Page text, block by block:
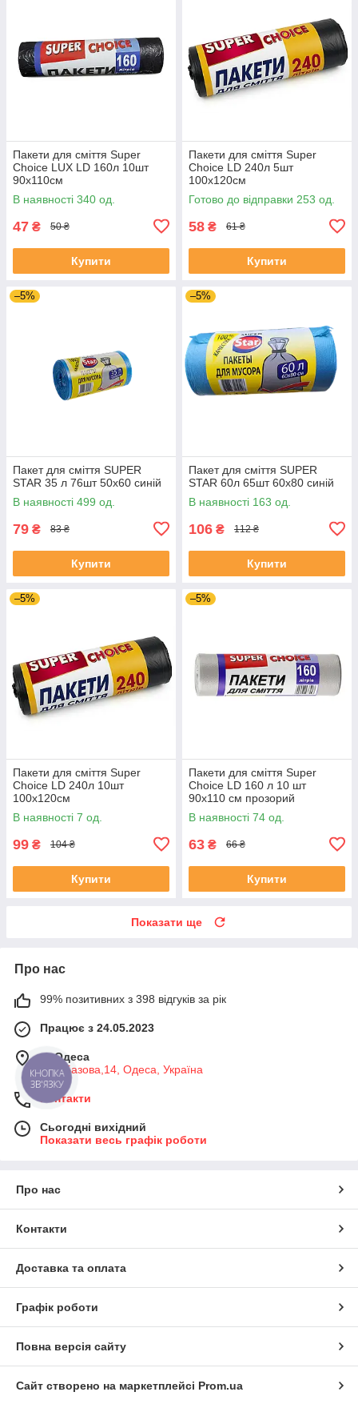
Пакети для сміття Super
Choice LUX LD 160л 10шт
90х110см
В наявності 340 од.
47 ₴ 50 ₴
Купити
Пакети для сміття Super
Choice LD 240л 5шт
100х120см
Готово до відправки 253 од.
58 ₴ 61 ₴
Купити
–5%
Пакет для сміття SUPER
STAR 35 л 76шт 50х60 синій
В наявності 499 од.
79 ₴ 83 ₴
Купити
–5%
Пакет для сміття SUPER
STAR 60л 65шт 60х80 синій
В наявності 163 од.
106 ₴ 112 ₴
Купити
–5%
Пакети для сміття Super
Choice LD 240л 10шт
100х120см
В наявності 7 од.
99 ₴ 104 ₴
Купити
–5%
Пакети для сміття Super
Choice LD 160 л 10 шт
90х110 см прозорий
В наявності 74 од.
63 ₴ 66 ₴
Купити
Показати ще
Про нас
99% позитивних з 398 відгуків за рік
Працює з 24.05.2023
м. Одеса
вул. Базова,14, Одеса, Україна
Контакти
Сьогодні вихідний
Показати весь графік роботи
Про нас
Контакти
Доставка та оплата
Графік роботи
Повна версія сайту
Сайт створено на маркетплейсі Prom.ua
КНОПКА
ЗВ'ЯЗКУ